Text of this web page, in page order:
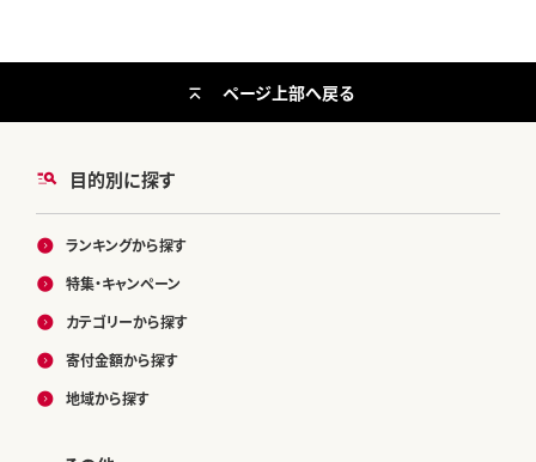
目的別に探す
ランキングから探す
特集・キャンペーン
カテゴリーから探す
寄付金額から探す
地域から探す
ページ上部へ戻る